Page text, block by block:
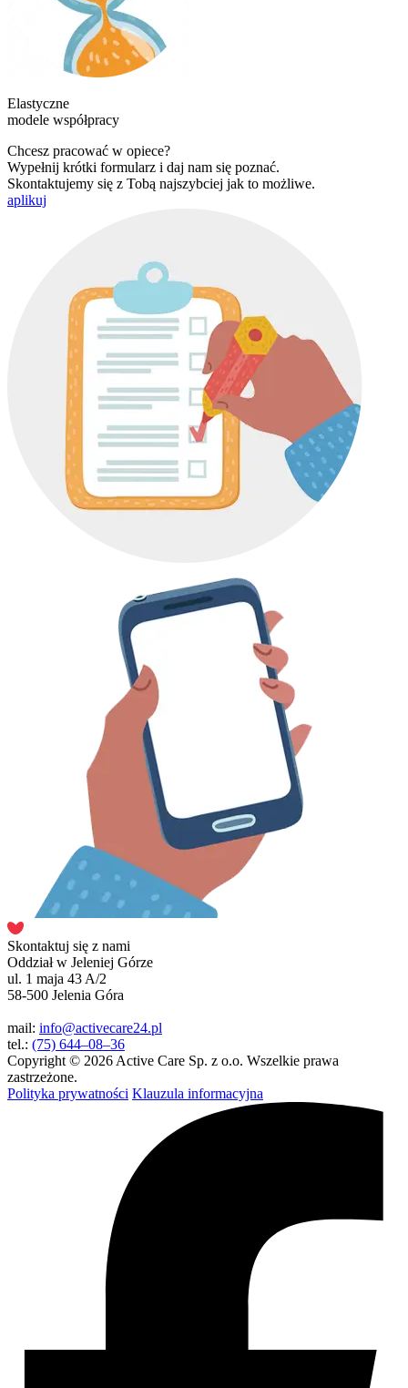
Elastyczne
modele współpracy
Chcesz pracować w opiece?
Wypełnij krótki formularz i daj nam się poznać.
Skontaktujemy się z Tobą najszybciej jak to możliwe.
aplikuj
Skontaktuj się z nami
Oddział w Jeleniej Górze
ul. 1 maja 43 A/2
58-500 Jelenia Góra
mail: info@activecare24.pl
tel.: (75) 644–08–36
Copyright © 2026 Active Care Sp. z o.o. Wszelkie prawa
zastrzeżone.
Polityka prywatności Klauzula informacyjna